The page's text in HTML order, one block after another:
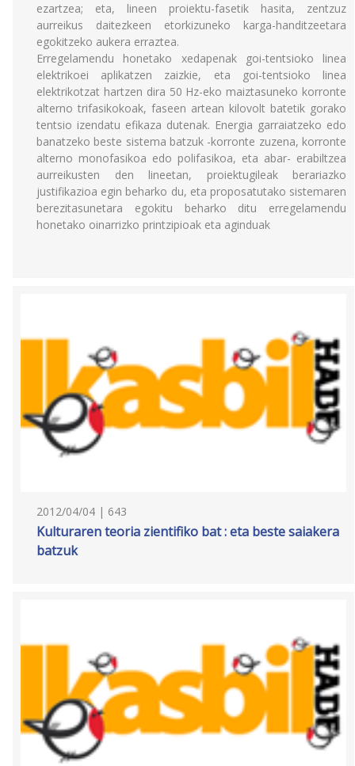
ezartzea; eta, lineen proiektu-fasetik hasita, zentzuz
aurreikus daitezkeen etorkizuneko karga-handitzeetara
egokitzeko aukera erraztea.
Erregelamendu honetako xedapenak goi-tentsioko linea
elektrikoei aplikatzen zaizkie, eta goi-tentsioko linea
elektrikotzat hartzen dira 50 Hz-eko maiztasuneko korronte
alterno trifasikokoak, faseen artean kilovolt batetik gorako
tentsio izendatu efikaza dutenak. Energia garraiatzeko edo
banatzeko beste sistema batzuk -korronte zuzena, korronte
alterno monofasikoa edo polifasikoa, eta abar- erabiltzea
aurreikusten den lineetan, proiektugileak berariazko
justifikazioa egin beharko du, eta proposatutako sistemaren
berezitasunetara egokitu beharko ditu erregelamendu
honetako oinarrizko printzipioak eta aginduak
2012/04/04 | 643
Kulturaren teoria zientifiko bat : eta beste saiakera
batzuk